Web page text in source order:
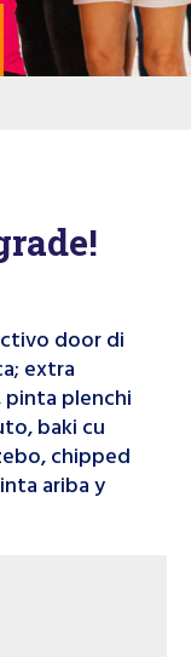
CONTACTO
door di
extra
pinta plenchi
baki cu
chipped
ariba y